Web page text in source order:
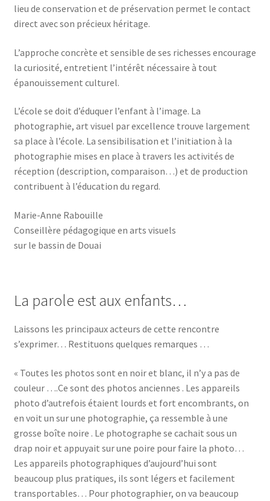
lieu de conservation et de préservation permet le contact
direct avec son précieux héritage.
L’approche concrète et sensible de ses richesses encourage
la curiosité, entretient l’intérêt nécessaire à tout
épanouissement culturel.
L’école se doit d’éduquer l’enfant à l’image. La
photographie, art visuel par excellence trouve largement
sa place à l’école. La sensibilisation et l’initiation à la
photographie mises en place à travers les activités de
réception (description, comparaison…) et de production
contribuent à l’éducation du regard.
Marie-Anne Rabouille
Conseillère pédagogique en arts visuels
sur le bassin de Douai
La parole est aux enfants…
Laissons les principaux acteurs de cette rencontre
s’exprimer… Restituons quelques remarques …
« Toutes les photos sont en noir et blanc, il n’y a pas de
couleur ….Ce sont des photos anciennes . Les appareils
photo d’autrefois étaient lourds et fort encombrants, on
en voit un sur une photographie, ça ressemble à une
grosse boîte noire . Le photographe se cachait sous un
drap noir et appuyait sur une poire pour faire la photo…
Les appareils photographiques d’aujourd’hui sont
beaucoup plus pratiques, ils sont légers et facilement
transportables… Pour photographier, on va beaucoup